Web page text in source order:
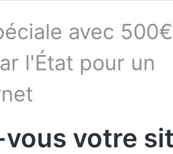
votre